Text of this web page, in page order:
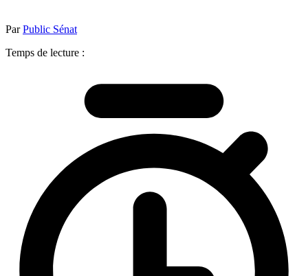
ParPublic Sénat
Temps de lecture :